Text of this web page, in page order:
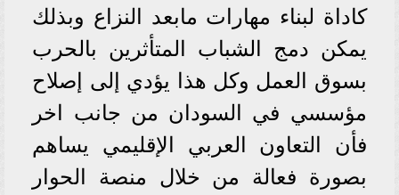
كاداة لبناء مهارات مابعد النزاع وبذلك
يمكن دمج الشباب المتأثرين بالحرب
بسوق العمل وكل هذا يؤدي إلى إصلاح
مؤسسي في السودان من جانب اخر
فأن التعاون العربي الإقليمي يساهم
بصورة فعالة من خلال منصة الحوار